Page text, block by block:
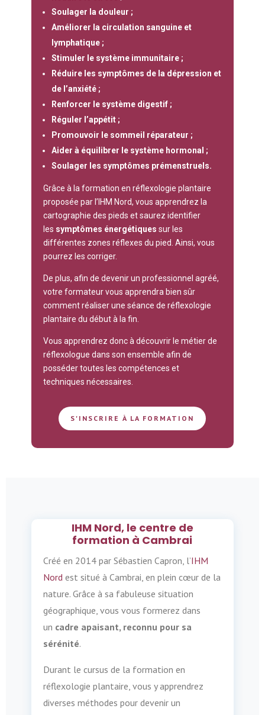
Soulager la douleur ;
Améliorer la circulation sanguine et
lymphatique ;
Stimuler le système immunitaire ;
Réduire les symptômes de la dépression et
de l’anxiété ;
Renforcer le système digestif ;
Réguler l’appétit ;
Promouvoir le sommeil réparateur ;
Aider à équilibrer le système hormonal ;
Soulager les symptômes prémenstruels.
Grâce à la formation en réflexologie plantaire
proposée par l’IHM Nord, vous apprendrez la
cartographie des pieds et saurez identifier
les symptômes énergétiques sur les
différentes zones réflexes du pied. Ainsi, vous
pourrez les corriger.
De plus, afin de devenir un professionnel agréé,
votre formateur vous apprendra bien sûr
comment réaliser une séance de réflexologie
plantaire du début à la fin.
Vous apprendrez donc à découvrir le métier de
réflexologue dans son ensemble afin de
posséder toutes les compétences et
techniques nécessaires.
S'INSCRIRE À LA FORMATION
IHM Nord, le centre de
formation à Cambrai
Créé en 2014 par Sébastien Capron, l’IHM
Nordest situé à Cambrai, en plein cœur de la
nature. Grâce à sa fabuleuse situation
géographique, vous vous formerez dans
un cadre apaisant, reconnu pour sa
sérénité.
Durant le cursus de la formation en
réflexologie plantaire, vous y apprendrez
diverses méthodes pour devenir un